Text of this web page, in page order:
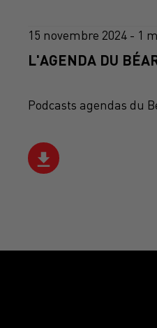
15 novembre 2024 - 1
L'AGENDA DU
Podcasts agendas du